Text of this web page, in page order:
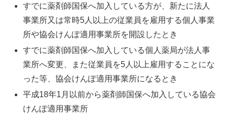
すでに薬剤師国保へ加入している方が、新たに法人
事業所又は常時5人以上の従業員を雇用する個人事業
所や協会けんぽ適用事業所を開設したとき
すでに薬剤師国保へ加入している個人薬局が法人事
業所へ変更、また従業員を5人以上雇用することにな
った等、協会けんぽ適用事業所になるとき
平成18年1月以前から薬剤師国保へ加入している協会
けんぽ適用事業所